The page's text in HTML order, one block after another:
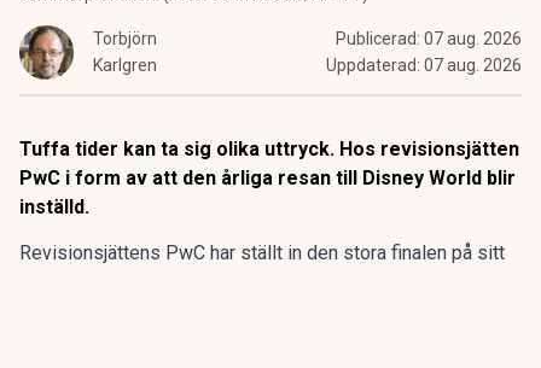
Torbjörn
Karlgren
Publicerad: 07 aug. 2026
Uppdaterad: 07 aug. 2026
Tuffa tider kan ta sig olika uttryck. Hos revisionsjätten
PwC i form av att den årliga resan till Disney World blir
inställd.
Revisionsjättens PwC har ställt in den stora finalen på sitt